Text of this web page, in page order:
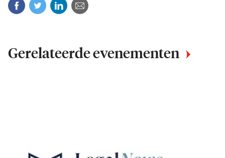
Gerelateerde evenementen
Facebook
TwitterLinkedin
Mail